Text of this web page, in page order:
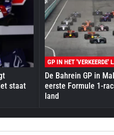
staat
GP IN HET 'VERKEERDE'
De Bahrein GP in
eerste Formule 1-
land